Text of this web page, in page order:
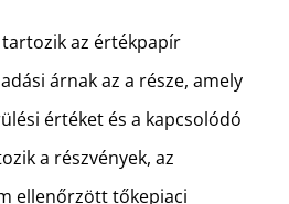
az értékpapír
árnak az a része, amely
értéket és a kapcsolódó
a részvények, az
ellenőrzött tőkepiaci